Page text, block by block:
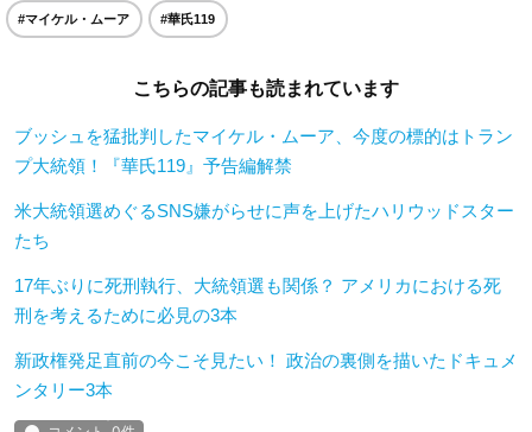
#マイケル・ムーア #華氏119
こちらの記事も読まれています
ブッシュを猛批判したマイケル・ムーア、今度の標的はトラン
プ大統領！『華氏119』予告編解禁
米大統領選めぐるSNS嫌がらせに声を上げたハリウッドスター
たち
17年ぶりに死刑執行、大統領選も関係？ アメリカにおける死
刑を考えるために必見の3本
新政権発足直前の今こそ見たい！ 政治の裏側を描いたドキュメ
ンタリー3本